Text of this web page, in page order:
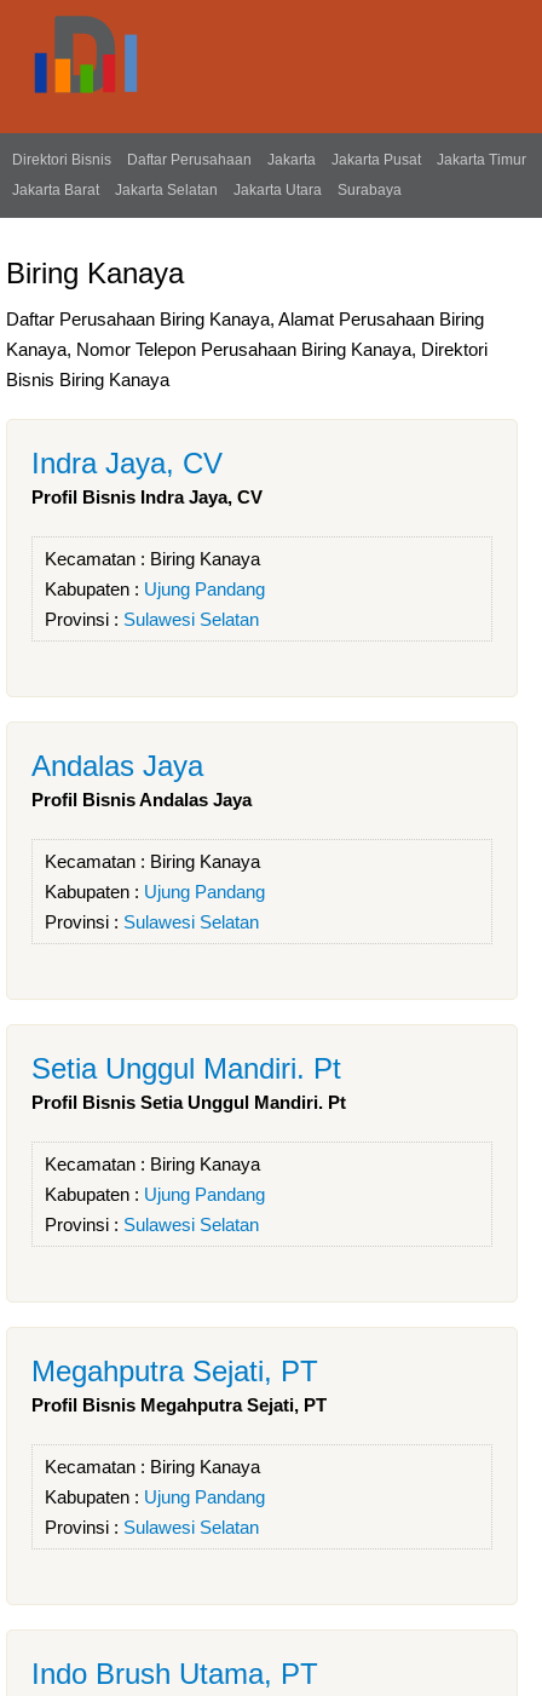
Direktori Bisnis Daftar Perusahaan Jakarta Jakarta Pusat
Jakarta Timur
Jakarta Barat
Jakarta Selatan Jakarta Utara Surabaya
Biring Kanaya
Daftar Perusahaan Biring Kanaya, Alamat Perusahaan Biring
Kanaya, Nomor Telepon Perusahaan Biring Kanaya, Direktori
Bisnis Biring Kanaya
Indra Jaya, CV
Profil Bisnis Indra Jaya, CV
Kecamatan : Biring Kanaya
Kabupaten : Ujung Pandang
Provinsi : Sulawesi Selatan
Andalas Jaya
Profil Bisnis Andalas Jaya
Kecamatan : Biring Kanaya
Kabupaten : Ujung Pandang
Provinsi : Sulawesi Selatan
Setia Unggul Mandiri. Pt
Profil Bisnis Setia Unggul Mandiri. Pt
Kecamatan : Biring Kanaya
Kabupaten : Ujung Pandang
Provinsi : Sulawesi Selatan
Megahputra Sejati, PT
Profil Bisnis Megahputra Sejati, PT
Kecamatan : Biring Kanaya
Kabupaten : Ujung Pandang
Provinsi : Sulawesi Selatan
Indo Brush Utama, PT